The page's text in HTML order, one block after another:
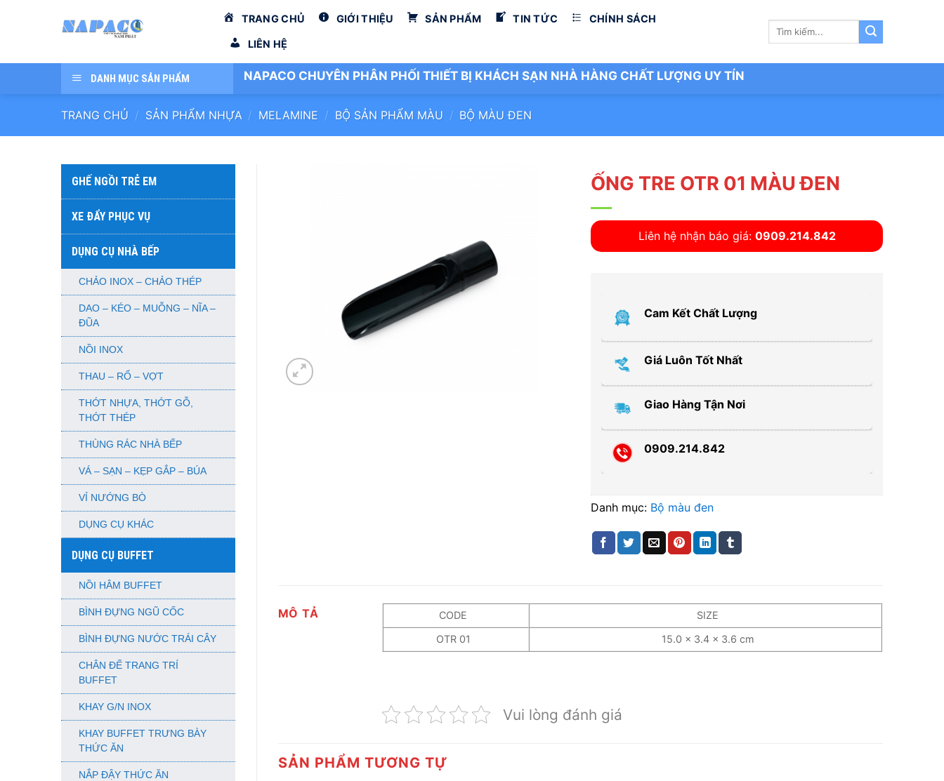
dung
TRANG CHỦ GIỚI THIỆU SẢN PHẨM TIN TỨC CHÍNH SÁCH
LIÊN HỆ
Tìm
DANH MỤC SẢN PHẨM NAPACO CHUYÊN PHÂN PHỐI THIẾT BỊ KHÁCH SẠN NHÀ HÀNG CHẤT LƯỢNG UY TÍN
TRANG CHỦ / SẢN PHẨM NHỰA / MELAMINE / BỘ SẢN PHẨM MÀU / BỘ MÀU ĐEN
GHẾ NGỒI TRẺ EM
XE ĐẨY PHỤC VỤ
DỤNG CỤ NHÀ BẾP
CHẢO INOX – CHẢO THÉP
DAO – KÉO – MUỖNG – NĨA –
ĐŨA
NỒI INOX
THAU – RỔ – VỢT
THỚT NHỰA, THỚT GỖ,
THỚT THÉP
THÙNG RÁC NHÀ BẾP
VÁ – SẠN – KẸP GẮP – BÚA
VỈ NƯỚNG BÒ
DỤNG CỤ KHÁC
DỤNG CỤ BUFFET
NỒI HÂM BUFFET
BÌNH ĐỰNG NGŨ CỐC
BÌNH ĐỰNG NƯỚC TRÁI CÂY
CHÂN ĐẾ TRANG TRÍ
BUFFET
KHAY G/N INOX
KHAY BUFFET TRƯNG BÀY
THỨC ĂN
NẮP ĐẬY THỨC ĂN
ỐNG TRE OTR 01 MÀU ĐEN
Liên hệ nhận báo giá: 0909.214.842
Cam Kết Chất Lượng
Giá Luôn Tốt Nhất
Giao Hàng Tận Nơi
0909.214.842
Danh mục: Bộ màu đen
MÔ TẢ CODE
SIZE
OTR 01
15.0 x 3.4 x 3.6 cm
Vui lòng đánh giá
SẢN PHẨM TƯƠNG TỰ